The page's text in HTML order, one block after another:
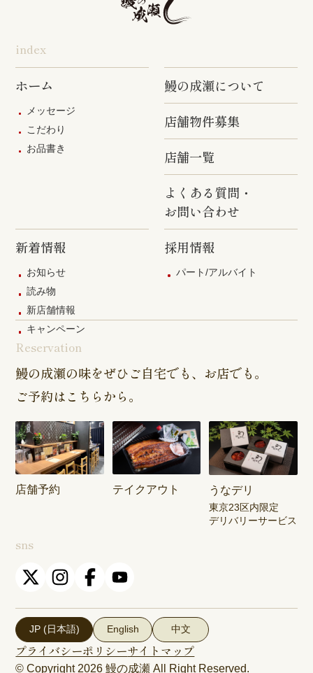
index
ホーム
メッセージ
こだわり
お品書き
鰻の成瀬について
店舗物件募集
店舗一覧
よくある質問・
お問い合わせ
新着情報
お知らせ
読み物
新店舗情報
キャンペーン
採用情報
パート/アルバイト
Reservation
鰻の成瀬の味をぜひご自宅でも、お店でも。
ご予約はこちらから。
店舗予約 テイクアウト うなデリ
東京23区内限定
デリバリーサービス
sns
JP (日本語) English 中文
プライバシーポリシーサイトマップ
© Copyright 2026鰻の成瀬 All Right Reserved.